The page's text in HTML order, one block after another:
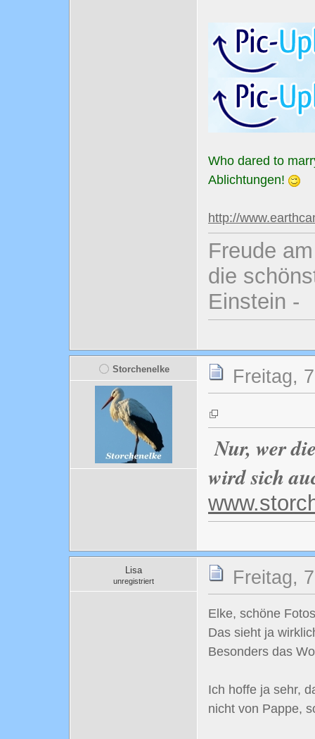
Who dared to
Ablichtungen!
http://
Freude
die
Einstein -
Storchenelke Freitag,
Nur, wer
wird sich
Lisa
unregistriert Freitag,
Elke, schöne
Das sieht ja
Besonders das
Ich hoffe ja sehr,
nicht von Pappe,